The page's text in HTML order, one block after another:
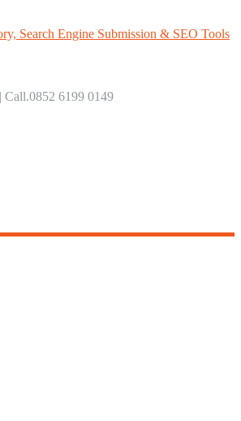
Search Engine Submission & SEO Tools
Call.0852 6199 0149